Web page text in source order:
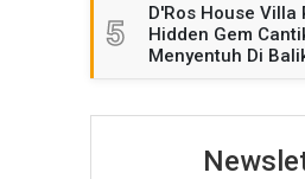
5
D'Ros House Villa
Hidden Gem
Menyentuh Di